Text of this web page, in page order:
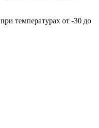
температурах от -30 до